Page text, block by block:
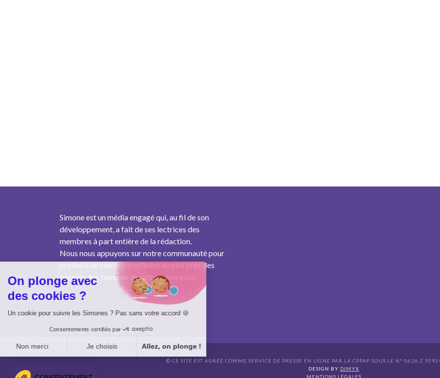
Simone est un média engagé qui, au fil de son
développement, a fait de ses lectrices des
membres à part entière de la rédaction.
Nous nous appuyons sur notre communauté pour
produire un contenu pertinent au plus près des
besoins des femmes de notre génération.
© CE SITE EST AGRÉÉ COMME SERVICE DE PRESSE EN LIGNE PAR LA CPPAP SOUS LE N° 0626 Z
DESIGN BY DIMYX
MENTIONS LÉGALES
On plonge avec
des cookies ?
Un cookie pour suivre les Simones ? Pas sans votre accord 🍪
Consentements certifiés par
Non merci Je choisis Allez, on plonge !
Plateforme de Gestion du Consentement : Personnalisez vos Options